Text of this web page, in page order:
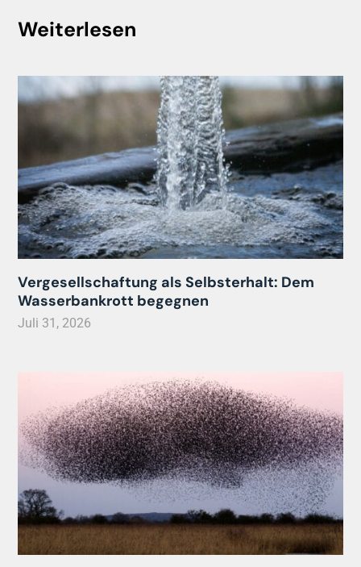
Weiterlesen
Vergesellschaftung als Selbsterhalt: Dem
Wasserbankrott begegnen
Juli 31, 2026